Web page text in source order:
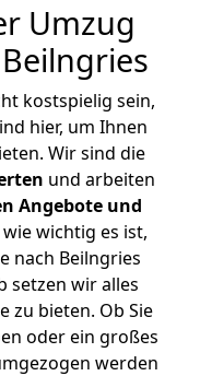
Umzug
kostspielig sein,
hier, um Ihnen
Wir sind die
und arbeiten
Angebote und
wichtig es ist,
nach Beilngries
setzen wir alles
zu bieten. Ob Sie
oder ein großes
werden